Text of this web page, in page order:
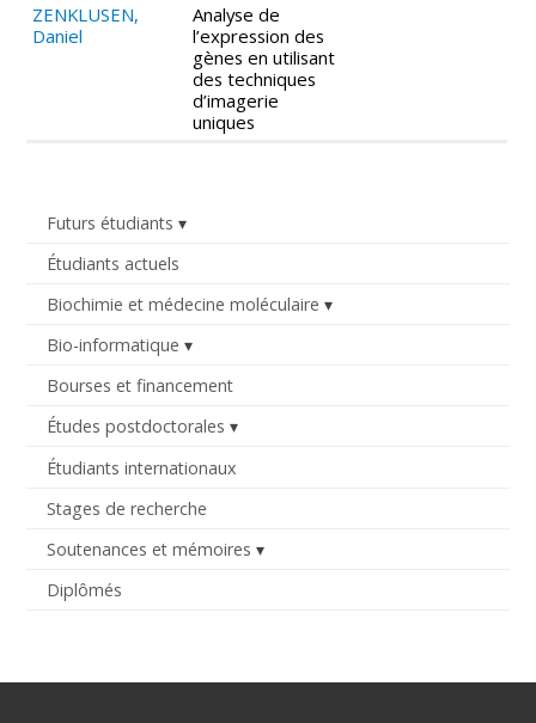
Futurs étudiants
Étudiants actuels
Biochimie et médecine moléculaire
Bio-informatique
Bourses et financement
Études postdoctorales
Étudiants internationaux
Stages de recherche
Soutenances et mémoires
Diplômés
ZENKLUSEN,
Daniel
Analyse de
l’expression des
gènes en utilisant
des techniques
d’imagerie
uniques